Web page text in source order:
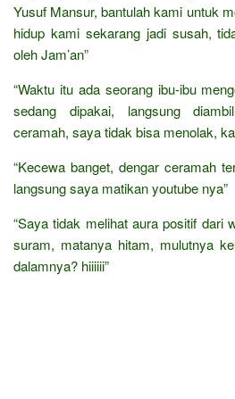
Yusuf Mansur, bantulah kami untuk
hidup kami sekarang jadi susah,
oleh Jam’an”
“Waktu itu ada seorang ibu-ibu
sedang dipakai, langsung
ceramah, saya tidak bisa menolak,
“Kecewa banget, dengar ceramah
langsung saya matikan youtube nya”
“Saya tidak melihat aura positif dari
suram, matanya hitam, mulutnya
dalamnya? hiiiiii”